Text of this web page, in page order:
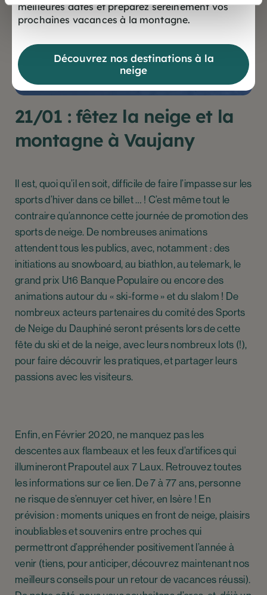
meilleures dates et préparez sereinement vos
prochaines vacances à la montagne.
Découvrez nos destinations à la
neige
21/01 : fêtez la neige et la
montagne à Vaujany
Il est, quoi qu’il en soit, difficile de faire l’impasse sur les
sports d’hiver dans ce billet … ! C’est même tout le
contraire qu’annonce cette journée de promotion des
sports de neige. De nombreuses animations
attendent tous les publics, avec, notamment : des
initiations au snowboard, au biathlon, au telemark, le
grand prix U16 Banque Populaire ou encore des
animations autour du « ski-forme » et du slalom ! De
nombreux acteurs partenaires du comité des Sports
de Neige du Dauphiné seront présents lors de cette
fête du ski et de la neige, avec leurs nombreux lots (!),
pour faire découvrir les pratiques, et partager leurs
passions avec les visiteurs.
Enfin, en Février 2020, ne manquez pas les
descentes aux flambeaux et les feux d’artifices qui
illumineront Prapoutel aux 7 Laux. Retrouvez toutes
les informations sur ce lien. De 7 à 77 ans, personne
ne risque de s’ennuyer cet hiver, en Isère ! En
prévision : moments uniques en front de neige, plaisirs
inoubliables et souvenirs entre proches qui
permettront d’appréhender positivement l’année à
venir (tiens, pour anticiper, découvrez maintenant nos
meilleurs conseils pour un retour de vacances réussi).